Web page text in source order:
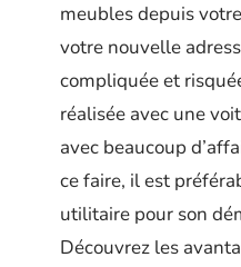
meubles depuis
votre nouvelle
compliquée et
réalisée avec une
avec beaucoup
ce faire, il est
utilitaire pour son
Découvrez les